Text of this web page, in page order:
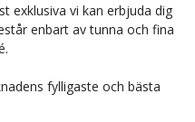
exklusiva vi kan erbjuda dig
enbart av tunna och fina
fylligaste och bästa